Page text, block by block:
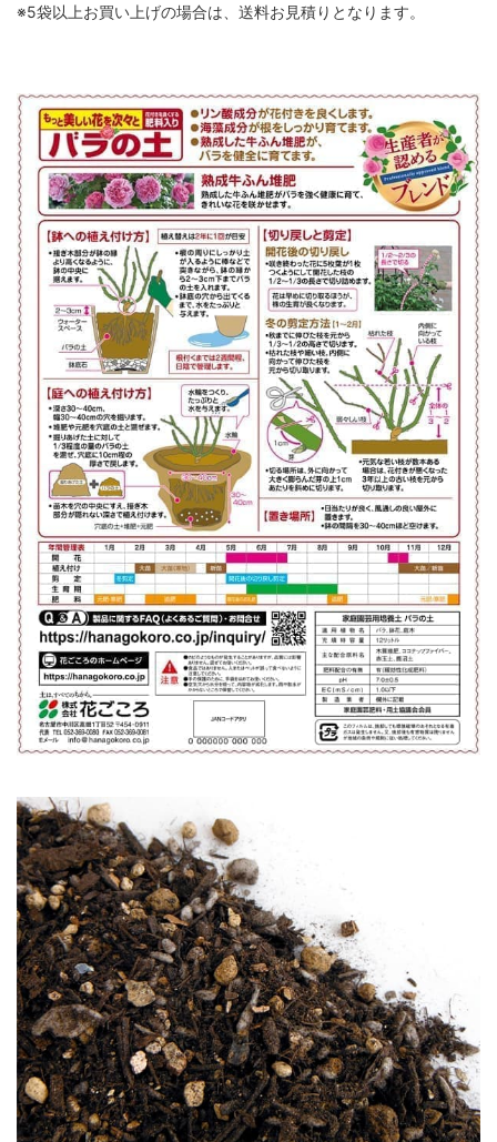
※5袋以上お買い上げの場合は、送料お見積りとなります。